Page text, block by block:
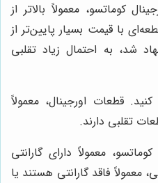
کوماتسو، معمولاً بالاتر از
با قیمت بسیار پایین‌تر از
شد، به احتمال زیاد تقلبی
قطعات اورجینال، معمولاً
تقلبی دارند.
معمولاً دارای گارانتی
معمولاً فاقد گارانتی هستند یا